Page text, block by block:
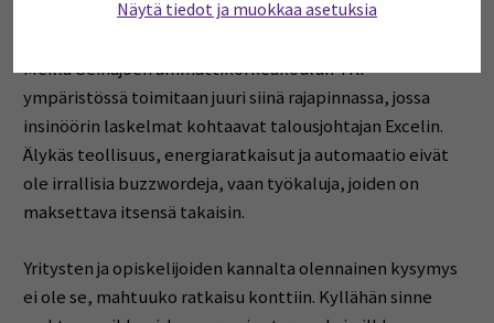
Näytä tiedot ja muokkaa asetuksia
näkökulmasta?
Meillä Seinäjoen ammattikorkeakoulun TKI-
ympäristössä toimitaan juuri siinä rajapinnassa, jossa
insinöörin laskelmat kohtaavat talousjohtajan Excelin.
Älykäs teollisuus, energiaratkaisut ja automaatio eivät
ole irrallisia buzzwordeja, vaan työkaluja, joiden on
maksettava itsensä takaisin.
Yritysten ja opiskelijoiden kannalta olennainen kysymys
ei ole se, mahtuuko ratkaisu konttiin. Kyllähän sinne